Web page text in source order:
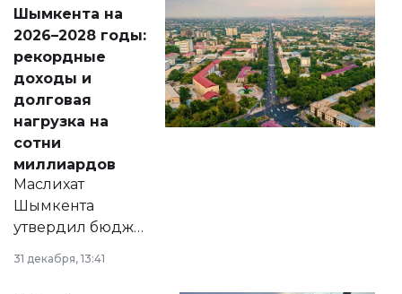
Венесуэлы.
Шымкента на
2026–2028 годы:
рекордные
доходы и
долговая
нагрузка на
сотни
миллиардов
Маслихат
Шымкента
утвердил бюджет
2028 годы.
31 декабря, 13:41